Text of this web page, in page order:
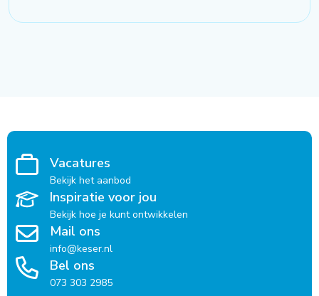
Vacatures
Bekijk het aanbod
Inspiratie voor jou
Bekijk hoe je kunt ontwikkelen
Mail ons
info@keser.nl
Bel ons
073 303 2985